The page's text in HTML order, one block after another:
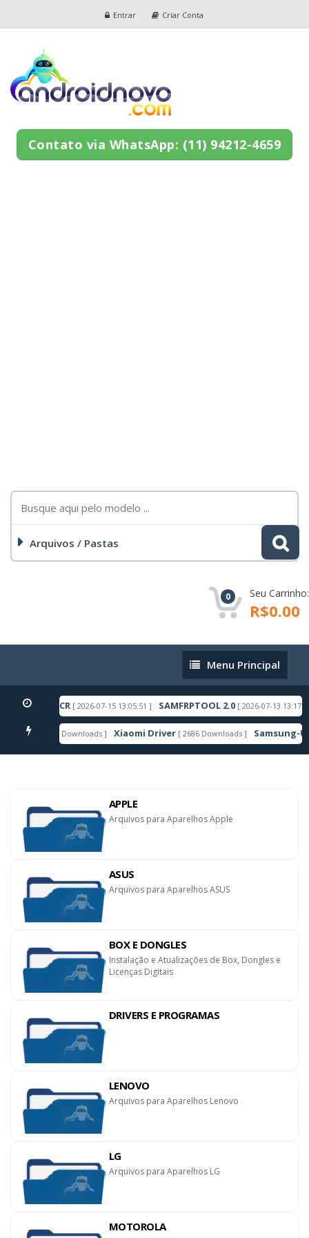
Entrar Criar Conta
Contato via WhatsApp: (11) 94212-4659
Arquivos / Pastas
0 Seu Carrinho:
R$0.00
Menu
Principal
Menu Principal
16 ACR [ 2026-07-15 13:05:51 ] SAMFRPTOOL 2.0 [ 2026-07-13 13:17:27 ]
[ 6606 Downloads ] Xiaomi Driver [ 2686 Downloads ] Samsung-
APPLE
Arquivos para Aparelhos Apple
ASUS
Arquivos para Aparelhos ASUS
BOX E DONGLES
Instalação e Atualizações de Box, Dongles e
Licenças Digitais
DRIVERS E PROGRAMAS
LENOVO
Arquivos para Aparelhos Lenovo
LG
Arquivos para Aparelhos LG
MOTOROLA